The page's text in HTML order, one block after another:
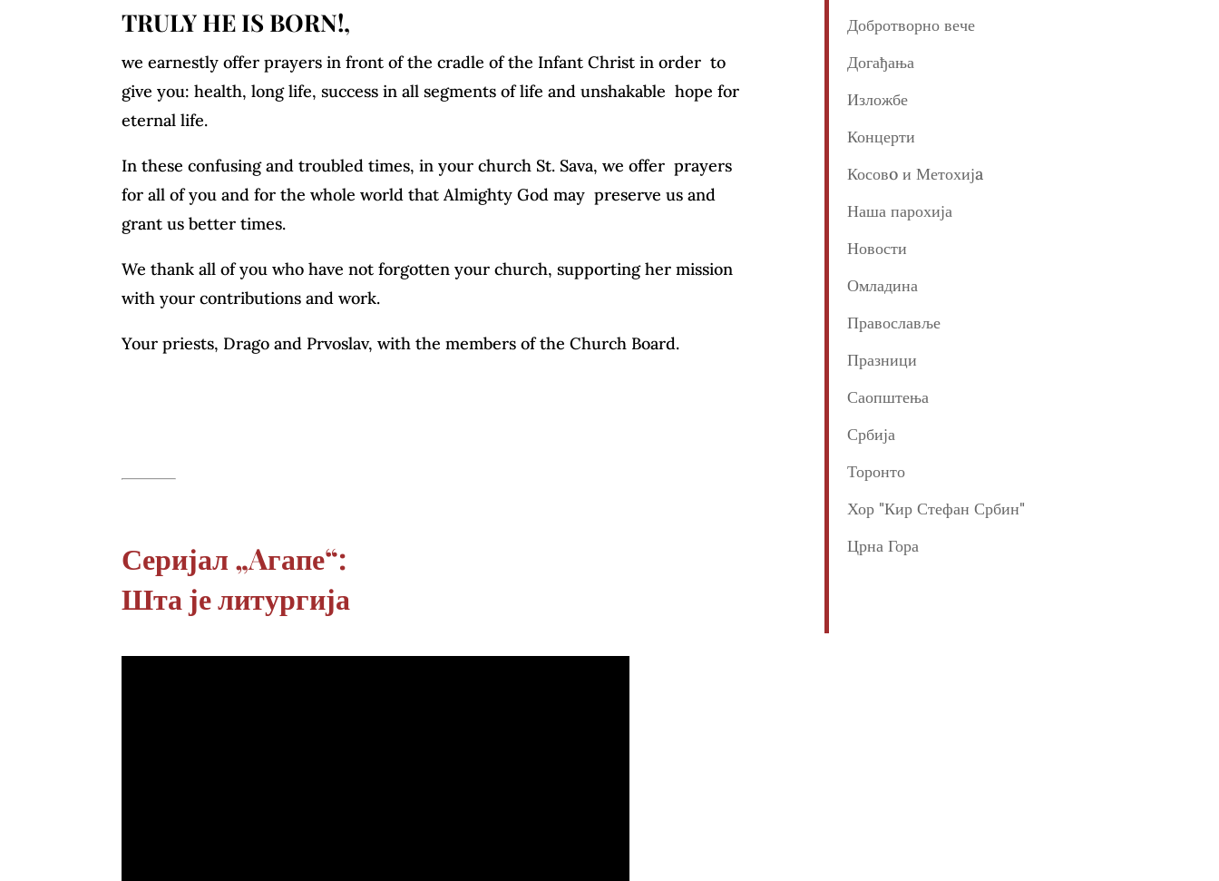
TRULY HE IS BORN!,
we earnestly offer prayers in front of the cradle of the Infant Christ in order to
give you: health, long life, success in all segments of life and unshakable hope for
eternal life.
In these confusing and troubled times, in your church St. Sava, we offer prayers
for all of you and for the whole world that Almighty God may preserve us and
grant us better times.
We thank all of you who have not forgotten your church, supporting her mission
with your contributions and work.
Your priests, Drago and Prvoslav, with the members of the Church Board.
Серијал „Aгапе“:
Шта је литургија
Добротворно вече
Догађања
Изложбе
Концерти
Косовo и Метохијa
Наша парохија
Новости
Омладина
Православље
Празници
Саопштења
Србија
Торонто
Хор "Кир Стефан Србин"
Црна Гора